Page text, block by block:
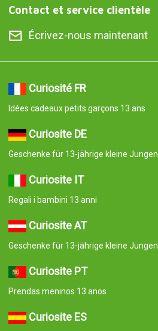
Contact et service clientèle
Écrivez-nous maintenant
Curiosité FR
Idées cadeaux petits garçons 13 ans
Curiosite DE
Geschenke für 13-jährige kleine Jungen
Curiosite IT
Regali i bambini 13 anni
Curiosite AT
Geschenke für 13-jährige kleine Jungen
Curiosite PT
Prendas meninos 13 anos
Curiosite ES